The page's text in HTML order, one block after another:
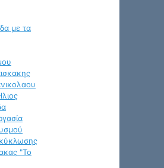
με τα
"Το